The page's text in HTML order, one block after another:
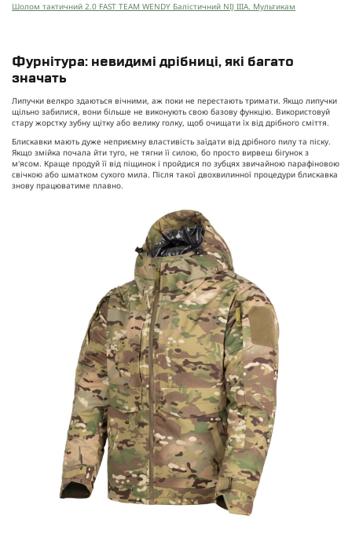
Шолом тактичний 2.0 FAST TEAM WENDY Балістичний NIJ IIIA. Мультикам
Фурнітура: невидимі дрібниці, які багато
значать
Липучки велкро здаються вічними, аж поки не перестають тримати. Якщо липучки
щільно забилися, вони більше не виконують свою базову функцію. Використовуй
стару жорстку зубну щітку або велику голку, щоб очищати їх від дрібного сміття.
Блискавки мають дуже неприємну властивість заїдати від дрібного пилу та піску.
Якщо змійка почала йти туго, не тягни її силою, бо просто вирвеш бігунок з
м'ясом. Краще продуй її від піщинок і пройдися по зубцях звичайною парафіновою
свічкою або шматком сухого мила. Після такої двохвилинної процедури блискавка
знову працюватиме плавно.